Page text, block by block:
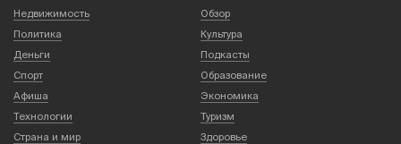
Недвижимость
Обзор
Политика
Культура
Деньги
Подкасты
Спорт
Образование
Афиша
Экономика
Технологии
Туризм
Страна и мир
Здоровье